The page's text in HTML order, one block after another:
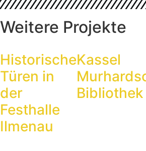
Weitere Projekte
Historische
Türen in
der
Festhalle
Ilmenau
Kassel
Bibliothek